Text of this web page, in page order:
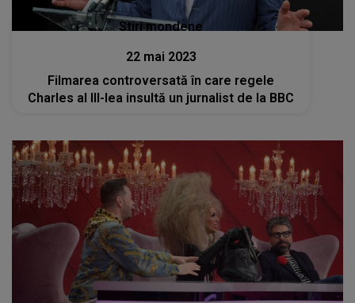
Stiri mondene
22 mai 2023
Filmarea controversată în care regele
Charles al III-lea insultă un jurnalist de la BBC